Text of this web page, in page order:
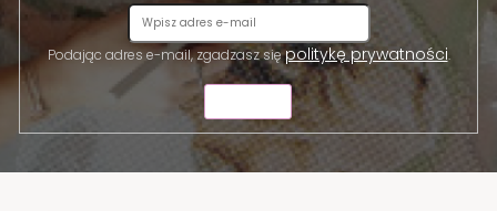
Podając adres e-mail, zgadzasz siępolitykę prywatności.